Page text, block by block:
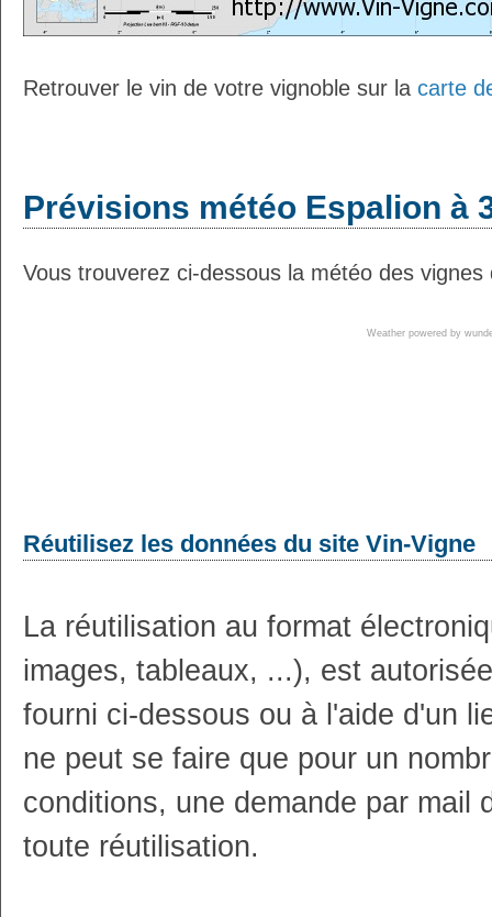
Retrouver le vin de votre vignoble sur la carte
Prévisions météo Espalion à
Vous trouverez ci-dessous la météo des
Weather powered by
Réutilisez les données du site Vin-Vigne
La réutilisation au format
images, tableaux, ...), est
fourni ci-dessous ou à l'aide d'un
ne peut se faire que pour un
conditions, une demande par mail
toute réutilisation.